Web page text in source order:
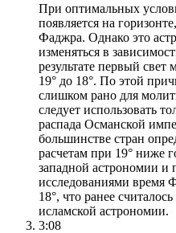
При оптимальных
появляется на
Фаджра. Однако это
изменяться в
результате первый свет
19° до 18°. По этой
слишком рано для
следует использовать
распада Османской
большинстве стран
расчетам при 19° ниже
западной астрономии и
исследованиями время
18°, что ранее
исламской астрономии.
3:08